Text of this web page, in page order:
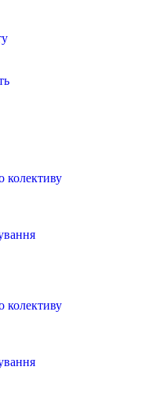
колективу
колективу